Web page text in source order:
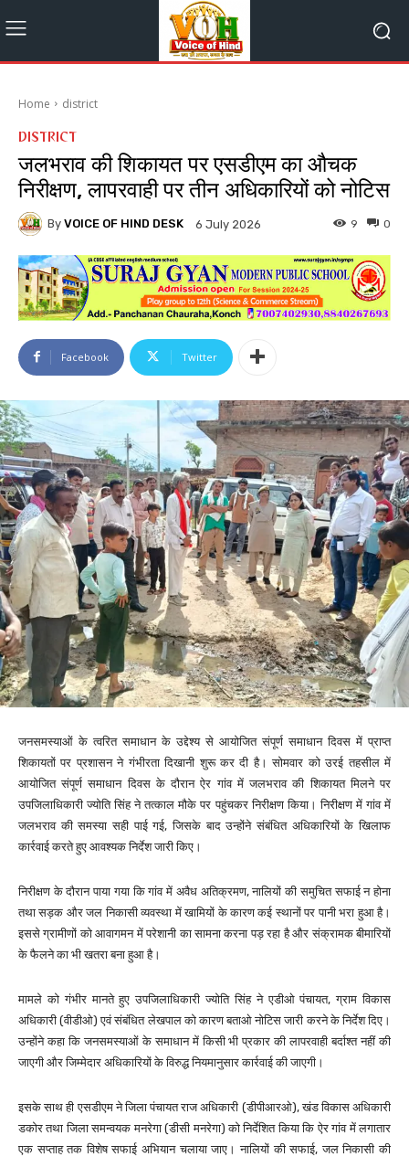
Home district
DISTRICT
जलभराव की शिकायत पर एसडीएम का औचक
निरीक्षण, लापरवाही पर तीन अधिकारियों को नोटिस
By VOICE OF HIND DESK 6 July 2026 0
9
Facebook Twitter
जनसमस्याओं के त्वरित समाधान के उद्देश्य से आयोजित संपूर्ण समाधान दिवस में प्राप्त
शिकायतों पर प्रशासन ने गंभीरता दिखानी शुरू कर दी है। सोमवार को उरई तहसील में
आयोजित संपूर्ण समाधान दिवस के दौरान ऐर गांव में जलभराव की शिकायत मिलने पर
उपजिलाधिकारी ज्योति सिंह ने तत्काल मौके पर पहुंचकर निरीक्षण किया। निरीक्षण में गांव में
जलभराव की समस्या सही पाई गई, जिसके बाद उन्होंने संबंधित अधिकारियों के खिलाफ
कार्रवाई करते हुए आवश्यक निर्देश जारी किए।
निरीक्षण के दौरान पाया गया कि गांव में अवैध अतिक्रमण, नालियों की समुचित सफाई न होना
तथा सड़क और जल निकासी व्यवस्था में खामियों के कारण कई स्थानों पर पानी भरा हुआ है।
इससे ग्रामीणों को आवागमन में परेशानी का सामना करना पड़ रहा है और संक्रामक बीमारियों
के फैलने का भी खतरा बना हुआ है।
मामले को गंभीर मानते हुए उपजिलाधिकारी ज्योति सिंह ने एडीओ पंचायत, ग्राम विकास
अधिकारी (वीडीओ) एवं संबंधित लेखपाल को कारण बताओ नोटिस जारी करने के निर्देश दिए।
उन्होंने कहा कि जनसमस्याओं के समाधान में किसी भी प्रकार की लापरवाही बर्दाश्त नहीं की
जाएगी और जिम्मेदार अधिकारियों के विरुद्ध नियमानुसार कार्रवाई की जाएगी।
इसके साथ ही एसडीएम ने जिला पंचायत राज अधिकारी (डीपीआरओ), खंड विकास अधिकारी
डकोर तथा जिला समन्वयक मनरेगा (डीसी मनरेगा) को निर्देशित किया कि ऐर गांव में लगातार
एक सप्ताह तक विशेष सफाई अभियान चलाया जाए। नालियों की सफाई, जल निकासी की